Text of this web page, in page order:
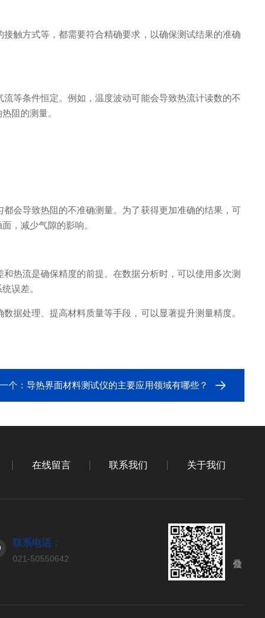
触方式等，都需要符合精确要求，以确保测试结果的准确
等条件恒定。例如，温度波动可能会导致热流计读数的不
阻的测量。
会导致热阻的不准确测量。为了获得更加准确的结果，可
，减少气隙的影响。
热流是确保精度的前提。在数据分析时，可以使用多次测
误差。
处理、提高材料质量等手段，可以显著提升测量精度。
个：导热界面材料测试仪的主要应用领域有哪些？
在线留言 联系我们 关于我们
联系电话：
021-50550642